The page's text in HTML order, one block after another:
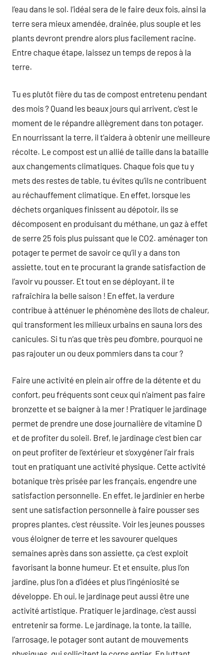
l’eau dans le sol. l’idéal sera de le faire deux fois, ainsi la
terre sera mieux amendée, drainée, plus souple et les
plants devront prendre alors plus facilement racine.
Entre chaque étape, laissez un temps de repos à la
terre.
Tu es plutôt fière du tas de compost entretenu pendant
des mois ? Quand les beaux jours qui arrivent, c’est le
moment de le répandre allègrement dans ton potager.
En nourrissant la terre, il t’aidera à obtenir une meilleure
récolte. Le compost est un allié de taille dans la bataille
aux changements climatiques. Chaque fois que tu y
mets des restes de table, tu évites qu’ils ne contribuent
au réchauffement climatique. En effet, lorsque les
déchets organiques finissent au dépotoir, ils se
décomposent en produisant du méthane, un gaz à effet
de serre 25 fois plus puissant que le CO2. aménager ton
potager te permet de savoir ce qu’il y a dans ton
assiette, tout en te procurant la grande satisfaction de
l’avoir vu pousser. Et tout en se déployant, il te
rafraîchira la belle saison ! En effet, la verdure
contribue à atténuer le phénomène des îlots de chaleur,
qui transforment les milieux urbains en sauna lors des
canicules. Si tu n’as que très peu d’ombre, pourquoi ne
pas rajouter un ou deux pommiers dans ta cour ?
Faire une activité en plein air offre de la détente et du
confort, peu fréquents sont ceux qui n’aiment pas faire
bronzette et se baigner à la mer ! Pratiquer le jardinage
permet de prendre une dose journalière de vitamine D
et de profiter du soleil. Bref, le jardinage c’est bien car
on peut profiter de l’extérieur et s’oxygéner l’air frais
tout en pratiquant une activité physique. Cette activité
botanique très prisée par les français, engendre une
satisfaction personnelle. En effet, le jardinier en herbe
sent une satisfaction personnelle à faire pousser ses
propres plantes, c’est réussite. Voir les jeunes pousses
vous éloigner de terre et les savourer quelques
semaines après dans son assiette, ça c’est exploit
favorisant la bonne humeur. Et et ensuite, plus l’on
jardine, plus l’on a d’idées et plus l’ingéniosité se
développe. Eh oui, le jardinage peut aussi être une
activité artistique. Pratiquer le jardinage, c’est aussi
entretenir sa forme. Le jardinage, la tonte, la taille,
l’arrosage, le potager sont autant de mouvements